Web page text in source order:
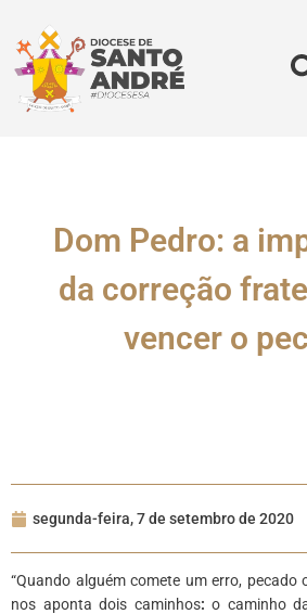
Dom Pedro: a
da correção
vencer o
segunda-feira, 7 de setembro de 2020
“Quando alguém comete um erro,
nos aponta dois caminhos: o caminho